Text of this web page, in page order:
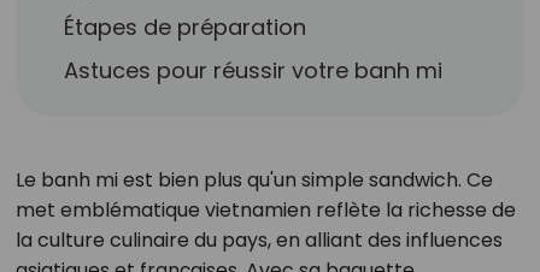
Étapes de préparation
Astuces pour réussir votre banh mi
Le banh mi est bien plus qu'un simple sandwich. Ce
met emblématique vietnamien reflète la richesse de
la culture culinaire du pays, en alliant des influences